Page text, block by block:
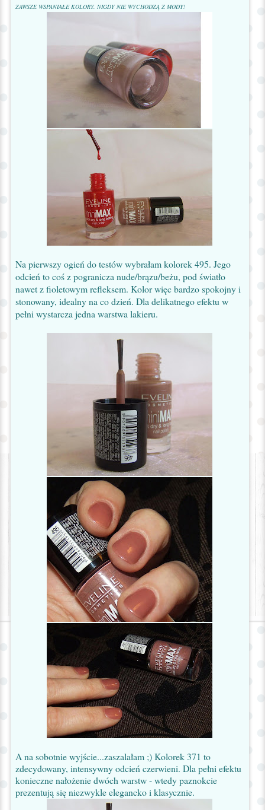
ZAWSZE WSPANIAŁE KOLORY. NIGDY NIE WYCHODZĄ Z MODY!
Na pierwszy ogień do testów wybrałam kolorek 495. Jego
odcień to coś z pogranicza nude/brązu/beżu, pod światło
nawet z fioletowym refleksem. Kolor więc bardzo spokojny i
stonowany, idealny na co dzień. Dla delikatnego efektu w
pełni wystarcza jedna warstwa lakieru.
A na sobotnie wyjście...zaszalałam ;) Kolorek 371 to
zdecydowany, intensywny odcień czerwieni. Dla pełni efektu
konieczne nałożenie dwóch warstw - wtedy paznokcie
prezentują się niezwykle elegancko i klasycznie.